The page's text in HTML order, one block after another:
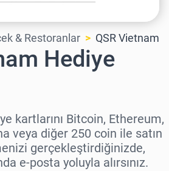
& Restoranlar QSR Vietnam
Hediye
kartlarını Bitcoin, Ethereum,
veya diğer 250 coin ile satın
gerçekleştirdiğinizde,
e-posta yoluyla alırsınız.